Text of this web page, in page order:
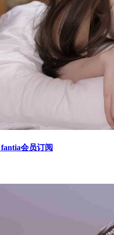
fantia会员订阅